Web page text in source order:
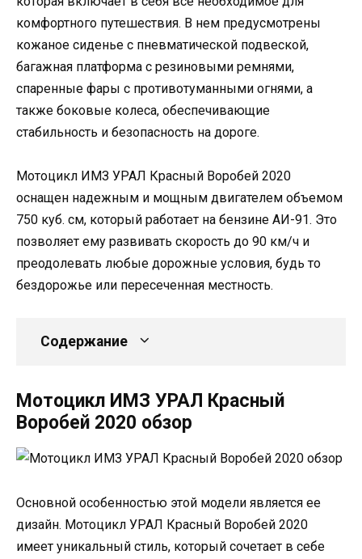
комфортного путешествия. В нем предусмотрены
кожаное сиденье с пневматической подвеской,
багажная платформа с резиновыми ремнями,
спаренные фары с противотуманными огнями, а
также боковые колеса, обеспечивающие
стабильность и безопасность на дороге.
Мотоцикл ИМЗ УРАЛ Красный Воробей 2020
оснащен надежным и мощным двигателем объемом
750 куб. см, который работает на бензине АИ-91. Это
позволяет ему развивать скорость до 90 км/ч и
преодолевать любые дорожные условия, будь то
бездорожье или пересеченная местность.
Содержание
Мотоцикл ИМЗ УРАЛ Красный
Воробей 2020 обзор
Основной особенностью этой модели является ее
дизайн. Мотоцикл УРАЛ Красный Воробей 2020
имеет уникальный стиль, который сочетает в себе